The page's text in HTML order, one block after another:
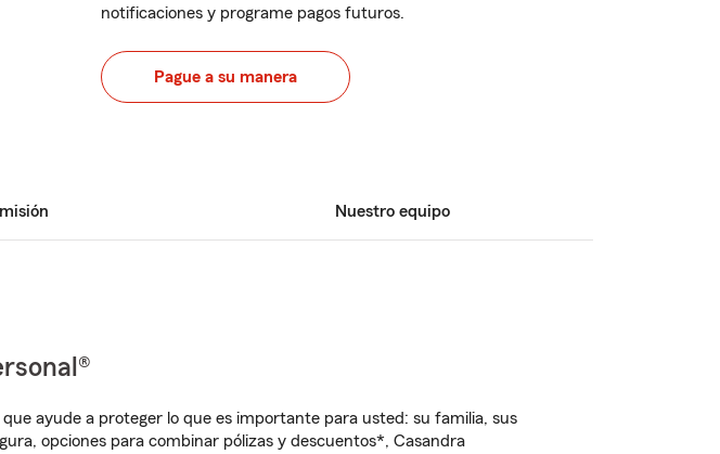
notificaciones y programe pagos futuros.
Pague a su manera
Nuestro equipo
ayude a proteger lo que es importante para usted: su familia, sus
opciones para combinar pólizas y descuentos*, Casandra